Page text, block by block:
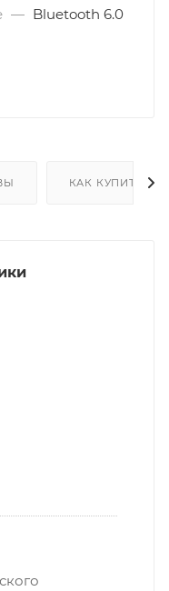
— Bluetooth 6.0
КАК КУПИТЬ